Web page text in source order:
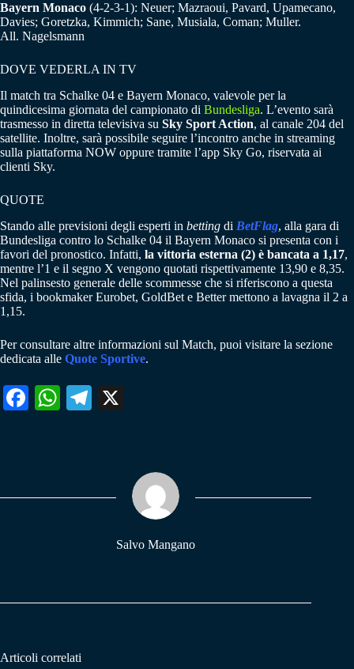
Bayern Monaco (4-2-3-1): Neuer; Mazraoui, Pavard, Upamecano,
Davies; Goretzka, Kimmich; Sane, Musiala, Coman; Muller.
All. Nagelsmann
DOVE VEDERLA IN TV
Il match tra Schalke 04 e Bayern Monaco, valevole per la
quindicesima giornata del campionato di Bundesliga. L’evento sarà
trasmesso in diretta televisiva su Sky Sport Action, al canale 204 del
satellite. Inoltre, sarà possibile seguire l’incontro anche in streaming
sulla piattaforma NOW oppure tramite l’app Sky Go, riservata ai
clienti Sky.
QUOTE
Stando alle previsioni degli esperti in betting di BetFlag, alla gara di
Bundesliga contro lo Schalke 04 il Bayern Monaco si presenta con i
favori del pronostico. Infatti, la vittoria esterna (2) è bancata a 1,17,
mentre l’1 e il segno X vengono quotati rispettivamente 13,90 e 8,35.
Nel palinsesto generale delle scommesse che si riferiscono a questa
sfida, i bookmaker Eurobet, GoldBet e Better mettono a lavagna il 2 a
1,15.
Per consultare altre informazioni sul Match, puoi visitare la sezione
dedicata alle Quote Sportive.
Fa W
pp
Te
m
Salvo Mangano
Articoli correlati